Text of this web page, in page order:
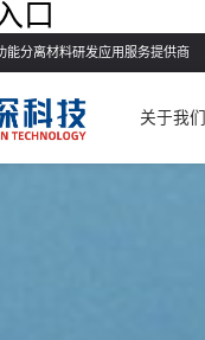
口
能分离材料研发应用服务提供商
关于我们